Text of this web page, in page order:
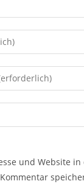
und Website